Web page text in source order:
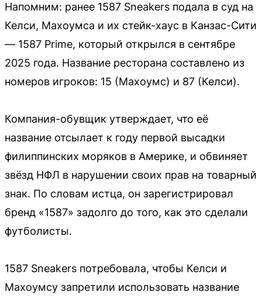
Напомним: ранее 1587 Sneakers подала в суд на
Келси, Махоумса и их стейк-хаус в Канзас-Сити
— 1587 Prime, который открылся в сентябре
2025 года. Название ресторана составлено из
номеров игроков: 15 (Махоумс) и 87 (Келси).
Компания-обувщик утверждает, что её
название отсылает к году первой высадки
филиппинских моряков в Америке, и обвиняет
звёзд НФЛ в нарушении своих прав на товарный
знак. По словам истца, он зарегистрировал
бренд «1587» задолго до того, как это сделали
футболисты.
1587 Sneakers потребовала, чтобы Келси и
Махоумсу запретили использовать название